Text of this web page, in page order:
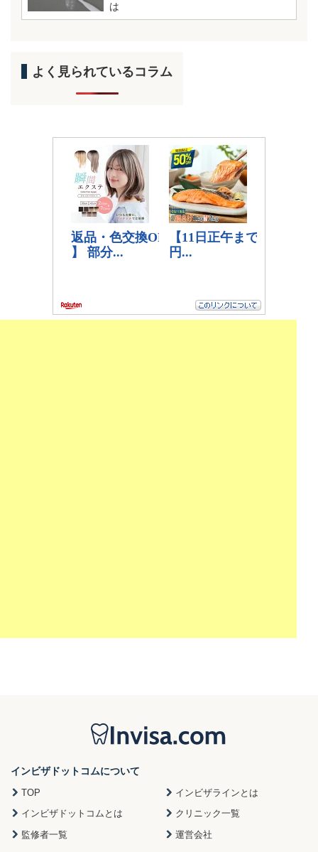
は
よく見られているコラム
インビザドットコムについて
TOP
インビザラインとは
インビザドットコムとは
クリニック一覧
監修者一覧
運営会社